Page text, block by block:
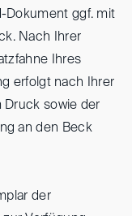
Dokument ggf. mit
Nach Ihrer
Ihres
erfolgt nach Ihrer
Druck sowie der
an den Beck
der